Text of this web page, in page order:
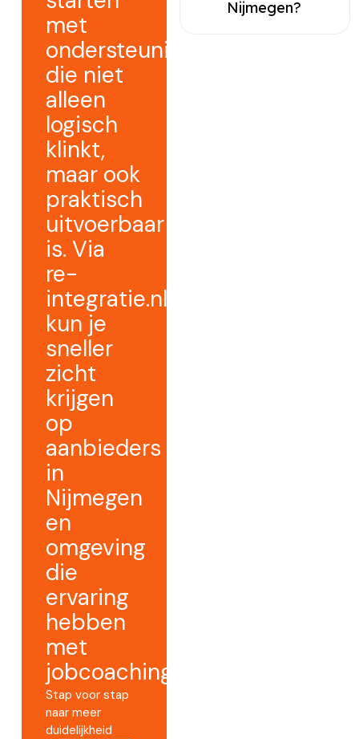
met
ondersteuning
die niet
alleen
logisch
klinkt,
maar ook
praktisch
uitvoerbaar
is. Via
re-
integratie.nl
kun je
sneller
zicht
krijgen
op
aanbieders
in
Nijmegen
en
omgeving
die
ervaring
hebben
met
jobcoaching.
Stap voor stap
naar meer
duidelijkheid
Nijmegen?